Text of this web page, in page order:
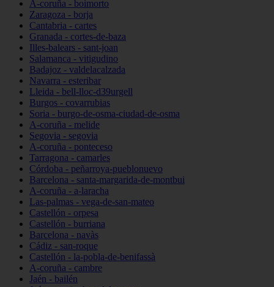
A-coruña - boimorto
Zaragoza - borja
Cantabria - cartes
Granada - cortes-de-baza
Illes-balears - sant-joan
Salamanca - vitigudino
Badajoz - valdelacalzada
Navarra - esteribar
Lleida - bell-lloc-d39urgell
Burgos - covarrubias
Soria - burgo-de-osma-ciudad-de-osma
A-coruña - melide
Segovia - segovia
A-coruña - ponteceso
Tarragona - camarles
Córdoba - peñarroya-pueblonuevo
Barcelona - santa-margarida-de-montbui
A-coruña - a-laracha
Las-palmas - vega-de-san-mateo
Castellón - orpesa
Castellón - burriana
Barcelona - navàs
Cádiz - san-roque
Castellón - la-pobla-de-benifassà
A-coruña - cambre
Jaén - bailén